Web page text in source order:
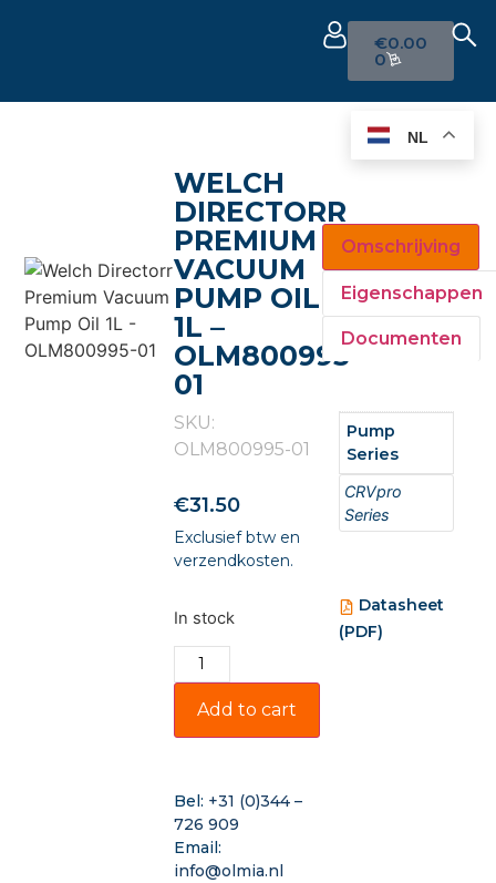
€0.00
0
WELCH
DIRECTORR
PREMIUM
VACUUM
PUMP OIL
1L –
OLM800995-
01
SKU:
OLM800995-01
€31.50
Exclusief btw en
verzendkosten.
In stock
Add to cart
Bel: +31 (0)344 –
726 909
Email:
info@olmia.nl
Omschrijving
Eigenschappen
Documenten
Pump
Series
CRVpro
Series
Datasheet
(PDF)
NL